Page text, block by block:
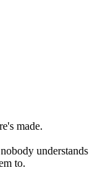
made.
understands
to.